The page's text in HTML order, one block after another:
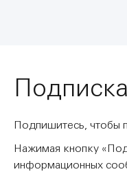
Подпишитесь, чтобы
Нажимая кнопку
информационных